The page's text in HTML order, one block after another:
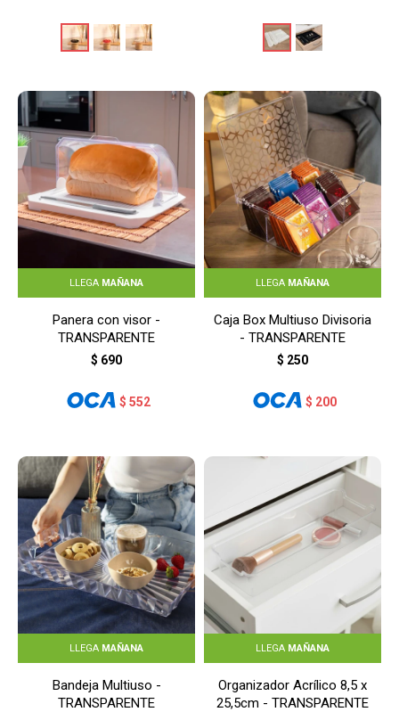
LLEGA MAÑANA
Panera con visor -
TRANSPARENTE
$ 690
$ 552
LLEGA MAÑANA
Caja Box Multiuso Divisoria
- TRANSPARENTE
$ 250
$ 200
LLEGA MAÑANA
Bandeja Multiuso -
TRANSPARENTE
LLEGA MAÑANA
Organizador Acrílico 8,5 x
25,5cm - TRANSPARENTE